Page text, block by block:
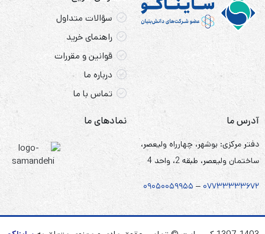
سؤالات متداول
راهنمای خرید
قوانین و مقررات
درباره ما
تماس با ما
آدرس ما
دفتر مرکزی: بوشهر، چهارراه ولیعصر،
ساختمان ولیعصر، طبقه 2، واحد 4
۰۷۷۳۳۳۳۳۶۷۲ – ۰۹۰۵۰۰۵۹۹۵۵
نمادهای ما